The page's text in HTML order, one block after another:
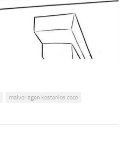
malvorlagen kostenlos coco